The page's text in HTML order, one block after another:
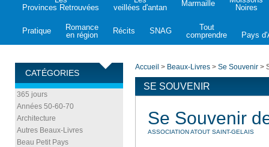
Provinces Retrouvées
veillées d'antan
Marmaille
Noires
Pratique
Romance
en région
Récits SNAG
Tout
comprendre
Pays
CATÉGORIES
365 jours
Années 50-60-70
Architecture
Autres Beaux-Livres
Beau Petit Pays
Accueil > Beaux-Livres > Se Souvenir >
SE SOUVENIR
Se Souvenir
ASSOCIATION ATOUT SAINT-GELAIS